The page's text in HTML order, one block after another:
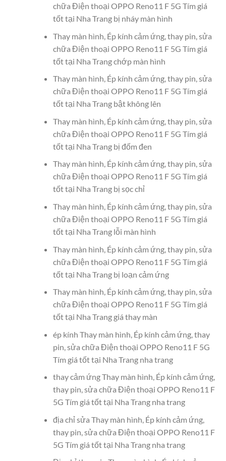
chữa Điện thoại OPPO Reno11 F 5G Tím giá
tốt tại Nha Trang bị nháy màn hình
Thay màn hình, Ép kính cảm ứng, thay pin, sửa
chữa Điện thoại OPPO Reno11 F 5G Tím giá
tốt tại Nha Trang chớp màn hình
Thay màn hình, Ép kính cảm ứng, thay pin, sửa
chữa Điện thoại OPPO Reno11 F 5G Tím giá
tốt tại Nha Trang bật không lên
Thay màn hình, Ép kính cảm ứng, thay pin, sửa
chữa Điện thoại OPPO Reno11 F 5G Tím giá
tốt tại Nha Trang bị đốm đen
Thay màn hình, Ép kính cảm ứng, thay pin, sửa
chữa Điện thoại OPPO Reno11 F 5G Tím giá
tốt tại Nha Trang bị sọc chỉ
Thay màn hình, Ép kính cảm ứng, thay pin, sửa
chữa Điện thoại OPPO Reno11 F 5G Tím giá
tốt tại Nha Trang lỗi màn hình
Thay màn hình, Ép kính cảm ứng, thay pin, sửa
chữa Điện thoại OPPO Reno11 F 5G Tím giá
tốt tại Nha Trang bị loạn cảm ứng
Thay màn hình, Ép kính cảm ứng, thay pin, sửa
chữa Điện thoại OPPO Reno11 F 5G Tím giá
tốt tại Nha Trang giá thay màn
ép kính Thay màn hình, Ép kính cảm ứng, thay
pin, sửa chữa Điện thoại OPPO Reno11 F 5G
Tím giá tốt tại Nha Trang nha trang
thay cảm ứng Thay màn hình, Ép kính cảm ứng,
thay pin, sửa chữa Điện thoại OPPO Reno11 F
5G Tím giá tốt tại Nha Trang nha trang
địa chỉ sửa Thay màn hình, Ép kính cảm ứng,
thay pin, sửa chữa Điện thoại OPPO Reno11 F
5G Tím giá tốt tại Nha Trang nha trang